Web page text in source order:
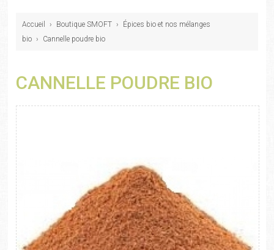
Accueil › Boutique SMOFT ›
Épices bio et nos mélanges
bio › Cannelle poudre bio
CANNELLE POUDRE BIO